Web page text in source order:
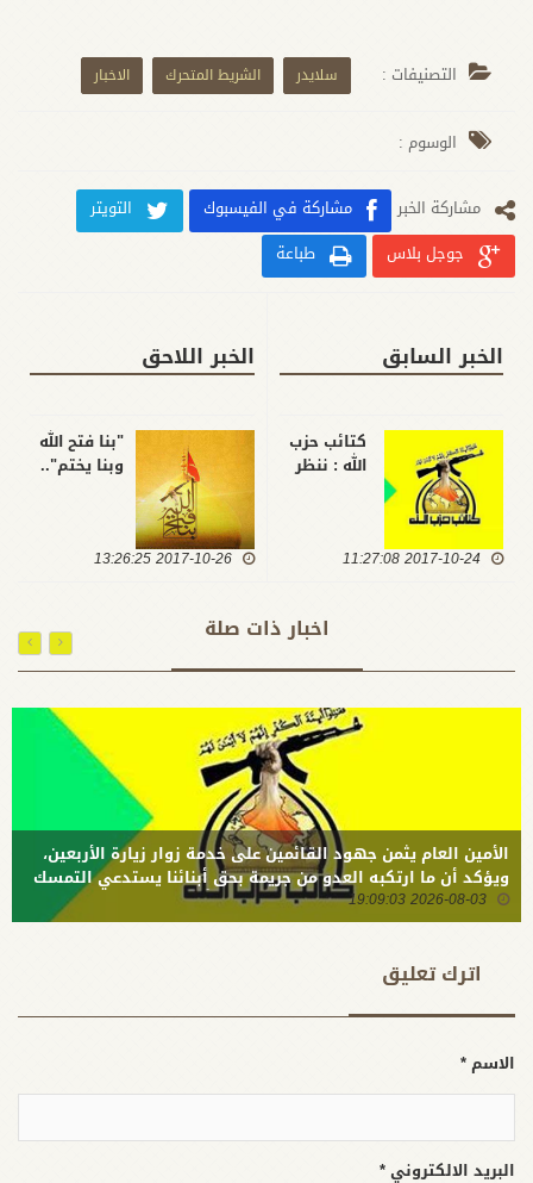
التصنيفات : سلايدر الشريط المتحرك الاخبار
الوسوم :
مشارکة الخبر مشاركة في الفيسبوك
التويتر
جوجل بلاس
طباعة
الخبر السابق
كتائب حزب
الله : ننظر
الانفتاح
العراق،
تم بمباركة
امريكية
2017-10-24 11:27:08
الخبر اللاحق
"بنا فتح الله
وبنا يختم"..
واختتام
الانبار
2017-10-26 13:26:25
اخبار ذات صلة
الأمين العام يثمن جهود القائمين على خدمة زوار زيارة الأربعين،
ويؤكد أن ما ارتكبه العدو من جريمة بحق أبنائنا يستدعي التمسك
بالسلاح وتطويره لردع كل من يريد بنا شراً
2026-08-03 19:09:03
اترك تعلیق
الاسم *
البريد الالكتروني *